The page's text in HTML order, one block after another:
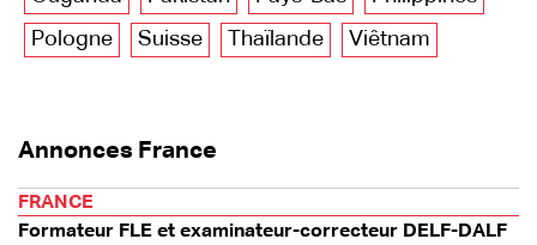
Pologne
Suisse Thaïlande Viêtnam
Annonces France
FRANCE
Formateur FLE et examinateur-correcteur DELF-DALF